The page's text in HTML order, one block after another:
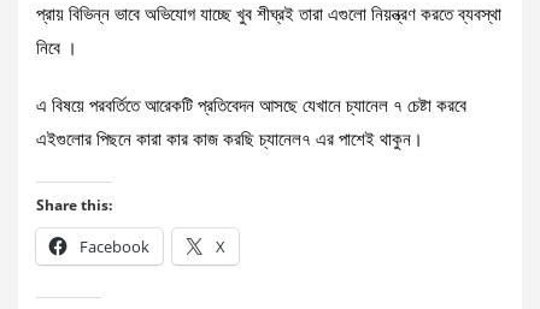
প্রায় বিভিন্ন ভাবে অভিযোগ যাচ্ছে খুব শীঘ্রই তারা এগুলো নিয়ন্ত্রণ করতে ব্যবস্থা
নিবে ।
এ বিষয়ে পরবর্তিতে আরেকটি প্রতিবেদন আসছে যেখানে চ্যানেল ৭ চেষ্টা করবে
এইগুলোর পিছনে কারা কার কাজ করছি চ্যানেল৭ এর পাশেই থাকুন।
Share this:
Facebook X